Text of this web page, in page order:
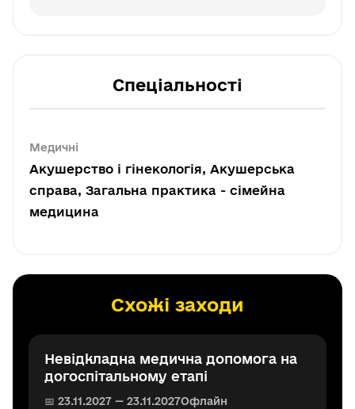
Спеціальності
Медичні
Акушерство і гінекологія, Акушерська
справа, Загальна практика - сімейна
медицина
Схожі заходи
Невідкладна медична допомога на
догоспітальному етапі
📅 23.11.2027 — 23.11.2027Офлайн